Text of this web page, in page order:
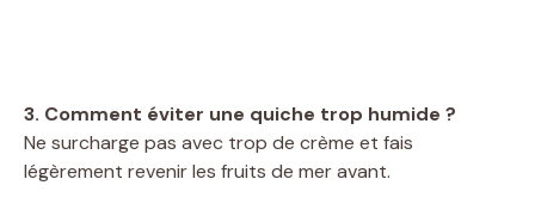
3. Comment éviter une quiche trop humide ?
Ne surcharge pas avec trop de crème et fais
légèrement revenir les fruits de mer avant.